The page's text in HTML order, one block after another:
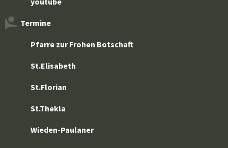
Termine
Pfarre zur Frohen Botschaft
St.Elisabeth
St.Florian
St.Thekla
Wieden-Paulaner